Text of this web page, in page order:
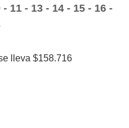
11 - 13 - 14 - 15 - 16 -
lleva $158.716